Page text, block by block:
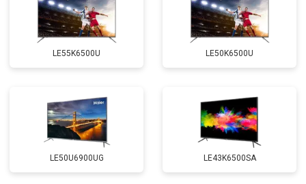
LE55K6500U LE50K6500U
LE50U6900UG LE43K6500SA